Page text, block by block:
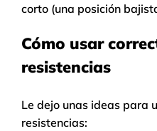
corto (una posición
Cómo usar
resistencias
Le dejo unas ideas para
resistencias: